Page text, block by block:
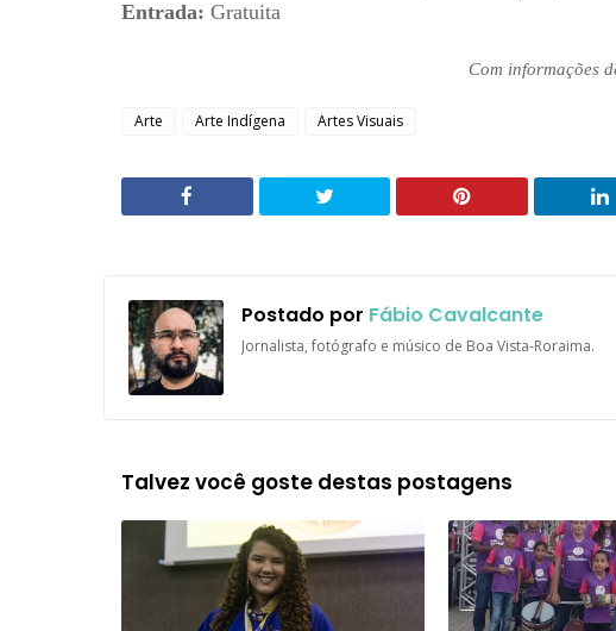
Entrada: Gratuita
Com informações
Arte Arte Indígena Artes Visuais
Postado por Fábio Cavalcante
Jornalista, fotógrafo e músico de Boa Vista-Roraima.
Talvez você goste destas postagens